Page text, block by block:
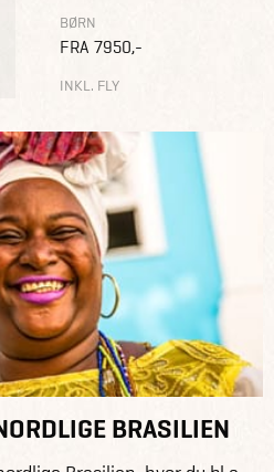
BØRN
FRA 7950,-
INKL. FLY
BRASILIEN